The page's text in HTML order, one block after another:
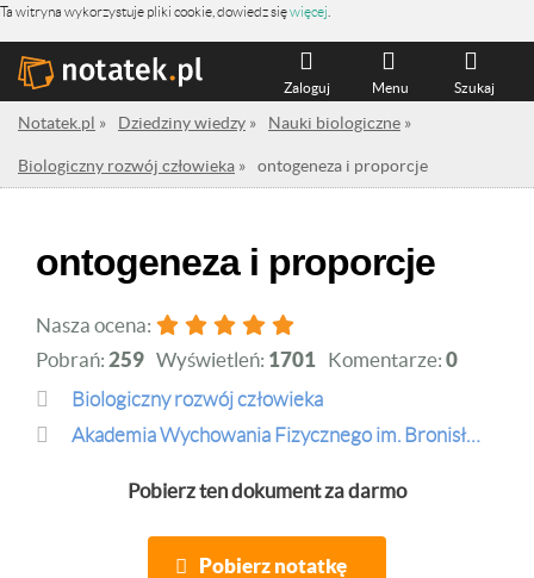
Ta witryna wykorzystuje pliki cookie, dowiedz sięwięcej
Szukaj
Menu
Zaloguj
Notatek.pl » Dziedziny wiedzy » Nauki biologiczne »
Biologiczny rozwój człowieka » ontogeneza i proporcje
ontogeneza i proporcje
Nasza ocena:
Pobrań: 259 Wyświetleń: 1701 Komentarze: 0
Biologiczny rozwój człowieka
Akademia Wychowania Fizycznego im. Bronisława Czecha w Krakowie
Pobierz ten dokument za darmo
Pobierz notatkę